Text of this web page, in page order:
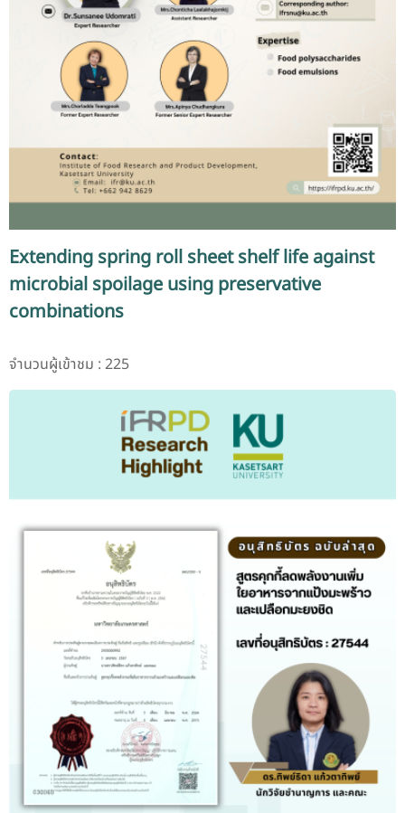
Extending spring roll sheet shelf life against
microbial spoilage using preservative
combinations
จำนวนผู้เข้าชม : 225